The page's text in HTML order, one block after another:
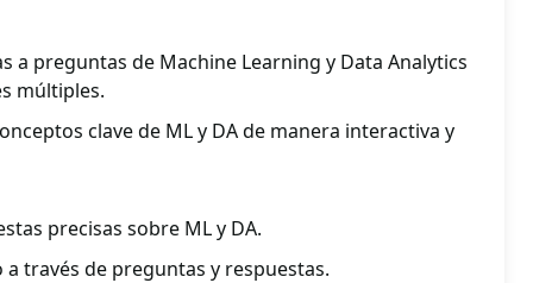
a preguntas de Machine Learning y Data Analytics
múltiples.
clave de ML y DA de manera interactiva y
precisas sobre ML y DA.
través de preguntas y respuestas.